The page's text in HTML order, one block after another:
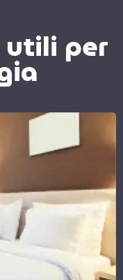
per